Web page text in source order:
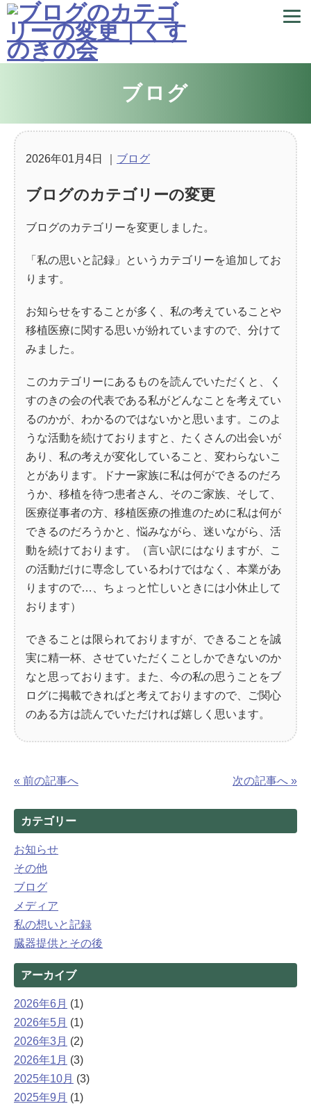
ブログ
2026年01月4日 ブログ
ブログのカテゴリーの変更
ブログのカテゴリーを変更しました。
「私の思いと記録」というカテゴリーを追加してお
ります。
お知らせをすることが多く、私の考えていることや
移植医療に関する思いが紛れていますので、分けて
みました。
このカテゴリーにあるものを読んでいただくと、く
すのきの会の代表である私がどんなことを考えてい
るのかが、わかるのではないかと思います。このよ
うな活動を続けておりますと、たくさんの出会いが
あり、私の考えが変化していること、変わらないこ
とがあります。ドナー家族に私は何ができるのだろ
うか、移植を待つ患者さん、そのご家族、そして、
医療従事者の方、移植医療の推進のために私は何が
できるのだろうかと、悩みながら、迷いながら、活
動を続けております。（言い訳にはなりますが、こ
の活動だけに専念しているわけではなく、本業があ
りますので…、ちょっと忙しいときには小休止して
おります）
できることは限られておりますが、できることを誠
実に精一杯、させていただくことしかできないのか
なと思っております。また、今の私の思うことをブ
ログに掲載できればと考えておりますので、ご関心
のある方は読んでいただければ嬉しく思います。
« 前の記事へ 次の記事へ »
カテゴリー
お知らせ
その他
ブログ
メディア
私の想いと記録
臓器提供とその後
アーカイブ
2026年6月 (1)
2026年5月 (1)
2026年3月 (2)
2026年1月 (3)
2025年10月 (3)
2025年9月 (1)